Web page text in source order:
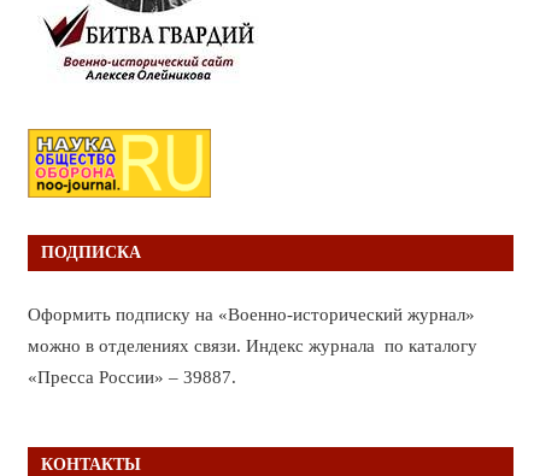
ПОДПИСКА
Оформить подписку на «Военно-исторический журнал»
можно в отделениях связи. Индекс журнала по каталогу
«Пресса России» – 39887.
КОНТАКТЫ